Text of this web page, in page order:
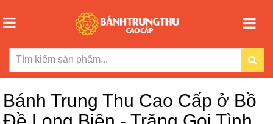
Bánh Trung Thu Cao Cấp ở Bồ